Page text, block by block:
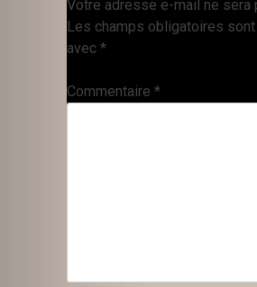
Votre adresse e-mail ne sera
Les champs obligatoires
avec *
Commentaire *